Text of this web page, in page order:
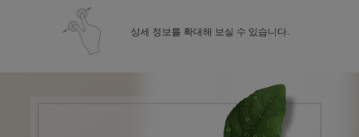
상세 정보를 확대해 보실 수 있습니다.